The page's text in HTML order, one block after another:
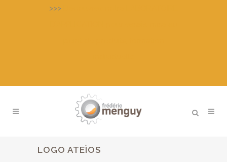
>>>
LOGO ATEÌOS